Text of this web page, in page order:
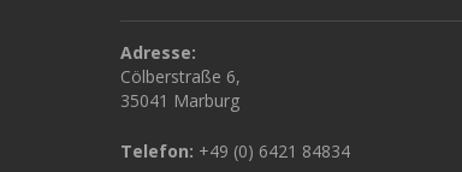
Adresse:
Cölberstraße 6,
35041 Marburg
Telefon: +49 (0) 6421 84834